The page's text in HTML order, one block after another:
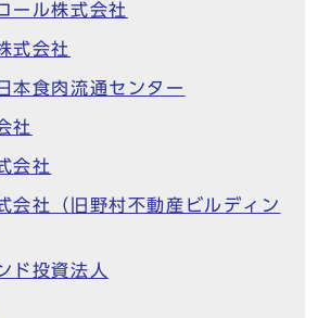
ール株式会社
式会社
本食肉流通センター
社
会社
会社（旧野村不動産ビルディン
ド投資法人